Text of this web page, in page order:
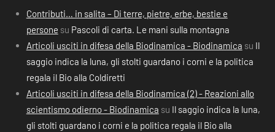
Contributi… in salita – Di terre, pietre, erbe, bestie e
persone su Pascoli di carta. Le mani sulla montagna
Articoli usciti in difesa della Biodinamica - Biodinamica su Il
saggio indica la luna, gli stolti guardano i corni e la politica
regala il Bio alla Coldiretti
Articoli usciti in difesa della Biodinamica (2) - Reazioni allo
scientismo odierno - Biodinamica su Il saggio indica la luna,
gli stolti guardano i corni e la politica regala il Bio alla